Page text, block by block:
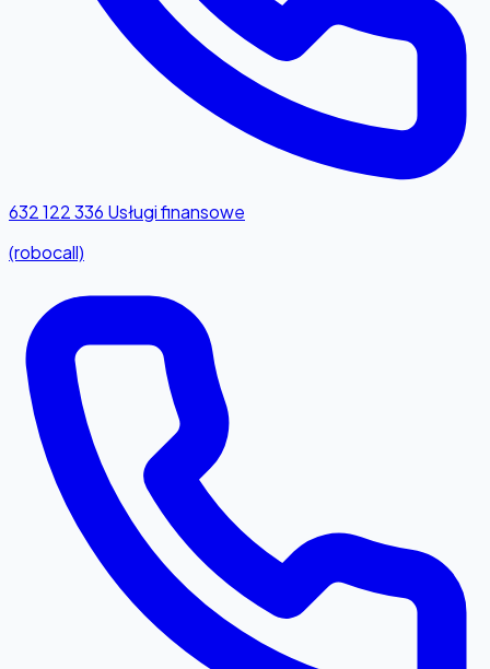
632 122 336 Usługi finansowe
(robocall)